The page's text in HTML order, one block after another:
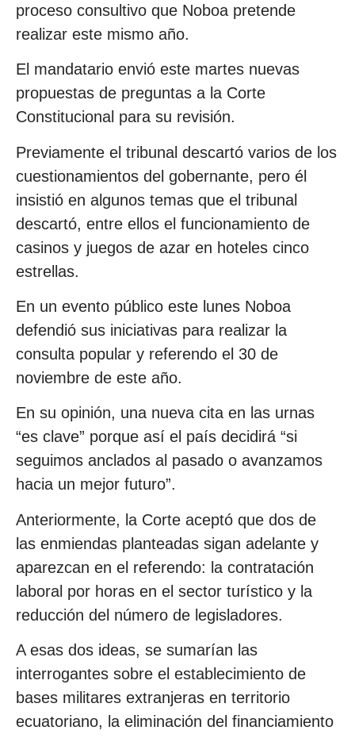
proceso consultivo que Noboa pretende
realizar este mismo año.
El mandatario envió este martes nuevas
propuestas de preguntas a la Corte
Constitucional para su revisión.
Previamente el tribunal descartó varios de los
cuestionamientos del gobernante, pero él
insistió en algunos temas que el tribunal
descartó, entre ellos el funcionamiento de
casinos y juegos de azar en hoteles cinco
estrellas.
En un evento público este lunes Noboa
defendió sus iniciativas para realizar la
consulta popular y referendo el 30 de
noviembre de este año.
En su opinión, una nueva cita en las urnas
“es clave” porque así el país decidirá “si
seguimos anclados al pasado o avanzamos
hacia un mejor futuro”.
Anteriormente, la Corte aceptó que dos de
las enmiendas planteadas sigan adelante y
aparezcan en el referendo: la contratación
laboral por horas en el sector turístico y la
reducción del número de legisladores.
A esas dos ideas, se sumarían las
interrogantes sobre el establecimiento de
bases militares extranjeras en territorio
ecuatoriano, la eliminación del financiamiento